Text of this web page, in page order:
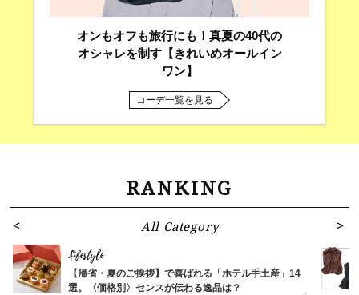
オンもオフも旅行にも！真夏の40代の
オシャレを制す【きれいめオールイン
ワン】
コーデ一覧を見る
RANKING
All Category
Lifestyle
【帰省・夏のご挨拶】で喜ばれる「ホテル手土産」14
選。〈価格別〉センスが伝わる逸品は？